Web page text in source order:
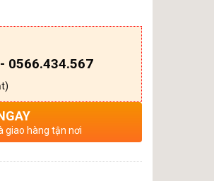
0566.434.567
giao hàng tận nơi